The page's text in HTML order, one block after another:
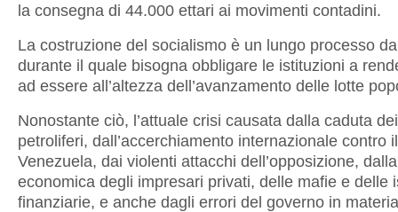
la consegna di 44.000 ettari ai movimenti contadini.
La costruzione del socialismo è un lungo processo
durante il quale bisogna obbligare le istituzioni a
ad essere all’altezza dell’avanzamento delle lotte
Nonostante ciò, l’attuale crisi causata dalla caduta
petroliferi, dall’accerchiamento internazionale contro il
Venezuela, dai violenti attacchi dell’opposizione,
economica degli impresari privati, delle mafie e delle
finanziarie, e anche dagli errori del governo in materia